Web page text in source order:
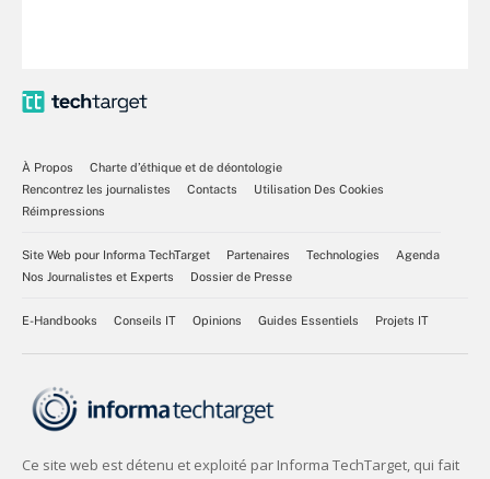
À Propos
Charte d’éthique et de déontologie
Rencontrez les journalistes
Contacts
Utilisation Des Cookies
Réimpressions
Site Web pour Informa TechTarget Partenaires Technologies
Agenda
Nos Journalistes et Experts
Dossier de Presse
E-Handbooks Conseils IT Opinions Guides Essentiels Projets IT